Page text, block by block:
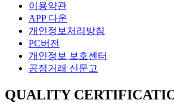
이용약관
APP 다운
개인정보처리방침
PC버전
개인정보 보호센터
공정거래 신문고
QUALITY